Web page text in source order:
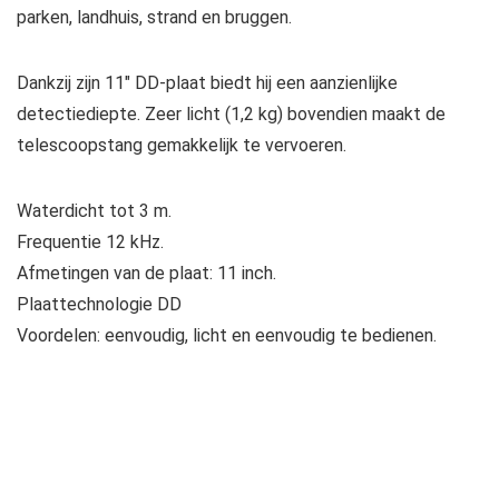
parken, landhuis, strand en bruggen.
Dankzij zijn 11″ DD-plaat biedt hij een aanzienlijke
detectiediepte. Zeer licht (1,2 kg) bovendien maakt de
telescoopstang gemakkelijk te vervoeren.
Waterdicht tot 3 m.
Frequentie 12 kHz.
Afmetingen van de plaat: 11 inch.
Plaattechnologie DD
Voordelen: eenvoudig, licht en eenvoudig te bedienen.